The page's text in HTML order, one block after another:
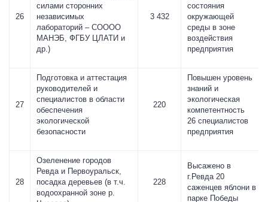
26
силами сторонних
независимых
лабораторий – СОООО
МАНЭБ, ФГБУ ЦЛАТИ и
др.)
3 432
состояния
окружающей
среды в зоне
воздействия
предприятия
27
Подготовка и аттестация
руководителей и
специалистов в области
обеспечения
экологической
безопасности
220
Повышен уровень
знаний и
экологическая
компетентность
26 специалистов
предприятия
28
Озеленение городов
Ревда и Первоуральск,
посадка деревьев (в т.ч.
водоохранной зоне р.
228
Высажено в
г.Ревда 20
саженцев яблони в
парке Победы